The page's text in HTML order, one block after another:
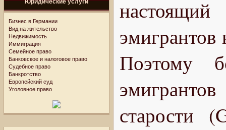
Бизнес в Германии
Вид на жительство
Недвижимость
Иммиграция
Семейное право
Банковское и налоговое право
Судебное право
Банкротство
Европейский суд
Уголовное право
эмигрантов
Поэтому
старости